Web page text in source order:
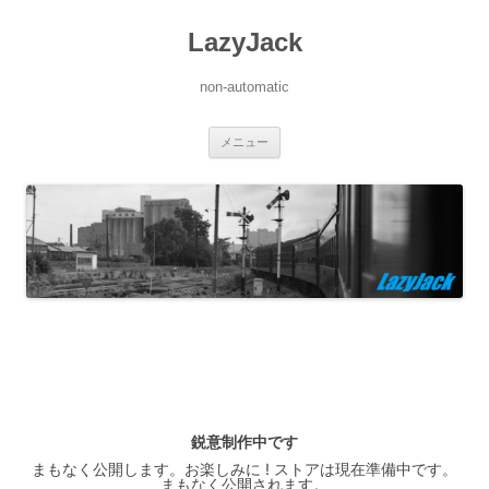
LazyJack
non-automatic
メニュー
ツ
へ
ス
キ
ッ
プ
鋭意制作中です
まもなく公開します。お楽しみに ! ストアは現在準備中です。
まもなく公開されます。